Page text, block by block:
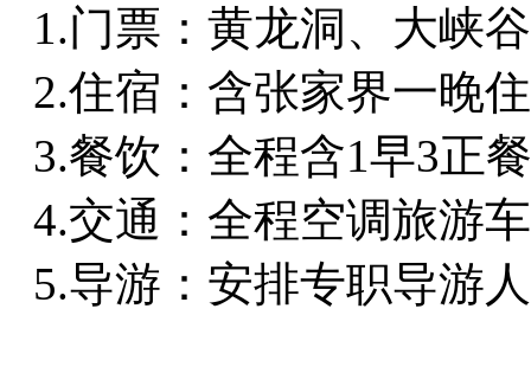
1.门票：黄龙洞、大峡
2.住宿：含张家界一晚
3.餐饮：全程含1早3正
4.交通：全程空调旅游
5.导游：安排专职导游